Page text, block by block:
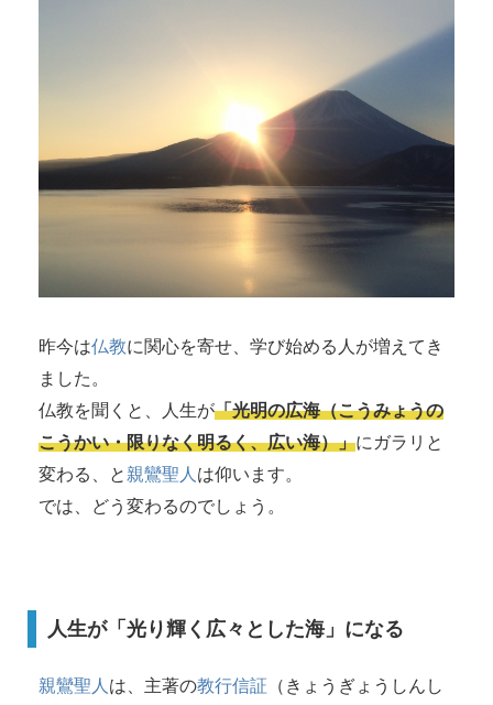
昨今は仏教に関心を寄せ、学び始める人が増えてき
ました。
仏教を聞くと、人生が「光明の広海（こうみょうの
こうかい・限りなく明るく、広い海）」にガラリと
変わる、と 親鸞聖人 は仰います。
では、どう変わるのでしょう。
人生が「光り輝く広々とした海」になる
親鸞聖人 は、主著の教行信証 （きょうぎょうしんし